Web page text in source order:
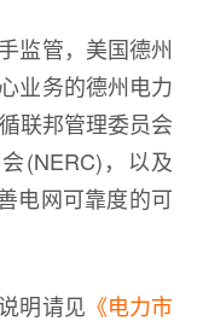
监管，美国德州
业务的德州电力
联邦管理委员会
(NERC)，以及
电网可靠度的可
明请见 《电力市